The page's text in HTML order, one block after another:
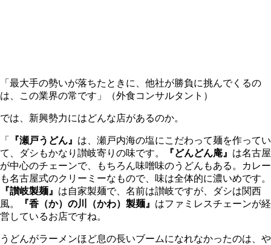
「最大手の勢いが落ちたときに、他社が勝負に挑んでくるの
は、この業界の常です」（外食コンサルタント）
では、新興勢力にはどんな店があるのか。
「 『瀬戸うどん』 は、瀬戸内海の塩にこだわって麺を作ってい
て、ダシもかなり讃岐寄りの味です。
『どんどん庵』 は名古屋
が中心のチェーンで、もちろん味噌味のうどんもある。カレー
も名古屋式のクリーミーなもので、味は全体的に濃いめです。
『讃岐製麺』 は自家製麺で、名前は讃岐ですが、ダシは関西
風。
『香（か）の川（かわ）製麺』 はファミレスチェーンが経
営しているお店ですね。
うどんがラーメンほど息の長いブームになれなかったのは、や